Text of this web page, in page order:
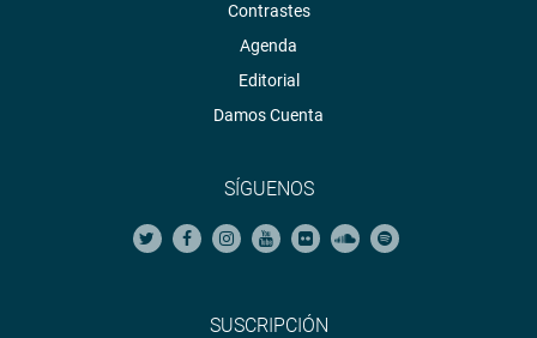
Contrastes
Agenda
Editorial
Damos Cuenta
SÍGUENOS
SUSCRIPCIÓN